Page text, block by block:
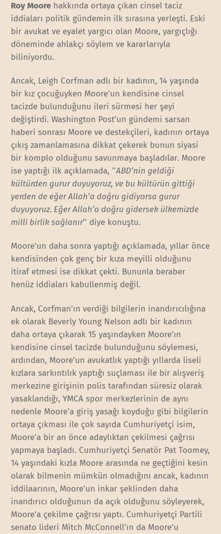
Roy Moore hakkında ortaya çıkan cinsel taciz
iddiaları politik gündemin ilk sırasına yerleşti. Eski
bir avukat ve eyalet yargıcı olan Moore, yargıçlığı
döneminde ahlakçı söylem ve kararlarıyla
biliniyordu.
Ancak, Leigh Corfman adlı bir kadının, 14 yaşında
bir kız çocuğuyken Moore’un kendisine cinsel
tacizde bulunduğunu ileri sürmesi her şeyi
değiştirdi. Washington Post’un gündemi sarsan
haberi sonrası Moore ve destekçileri, kadının ortaya
çıkış zamanlamasına dikkat çekerek bunun siyasi
bir komplo olduğunu savunmaya başladılar. Moore
ise yaptığı ilk açıklamada, ‘’ABD’nin geldiği
kültürden gurur duyuyoruz, ve bu kültürün gittiği
yerden de eğer Allah’a doğru gidiyorsa gurur
duyuyoruz. Eğer Allah’a doğru gidersek ülkemizde
milli birlik sağlanır’’ diye konuştu.
Moore’un daha sonra yaptığı açıklamada, yıllar önce
kendisinden çok genç bir kıza meyilli olduğunu
itiraf etmesi ise dikkat çekti. Bununla beraber
henüz iddiaları kabullenmiş değil.
Ancak, Corfman’ın verdiği bilgilerin inandırıcılığına
ek olarak Beverly Young Nelson adlı bir kadının
daha ortaya çıkarak 15 yaşındayken Moore’ın
kendisine cinsel tacizde bulunduğunu söylemesi,
ardından, Moore’un avukatlık yaptığı yıllarda liseli
kızlara sarkıntılık yaptığı suçlaması ile bir alışveriş
merkezine girişinin polis tarafından süresiz olarak
yasaklandığı, YMCA spor merkezlerinin de aynı
nedenle Moore’a giriş yasağı koyduğu gibi bilgilerin
ortaya çıkması ile çok sayıda Cumhuriyetçi isim,
Moore’a bir an önce adaylıktan çekilmesi çağrısı
yapmaya başladı. Cumhuriyetçi Senatör Pat Toomey,
14 yaşındaki kızla Moore arasında ne geçtiğini kesin
olarak bilmenin mümkün olmadığını ancak, kadının
iddilaarının, Moore’un inkar şeklinden daha
inandırıcı olduğunun da açık olduğunu söyleyerek,
Moore’a çekilme çağrısı yaptı. Cumhuriyetçi Partili
senato lideri Mitch McConnell’ın da Moore’u